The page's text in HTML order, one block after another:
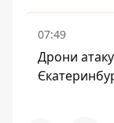
07:49
Дрони